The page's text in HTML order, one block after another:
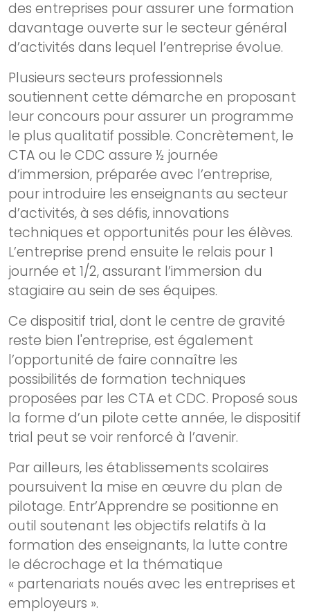
des entreprises pour assurer une formation
davantage ouverte sur le secteur général
d’activités dans lequel l’entreprise évolue.
Plusieurs secteurs professionnels
soutiennent cette démarche en proposant
leur concours pour assurer un programme
le plus qualitatif possible. Concrètement, le
CTA ou le CDC assure ½ journée
d’immersion, préparée avec l’entreprise,
pour introduire les enseignants au secteur
d’activités, à ses défis, innovations
techniques et opportunités pour les élèves.
L’entreprise prend ensuite le relais pour 1
journée et 1/2, assurant l’immersion du
stagiaire au sein de ses équipes.
Ce dispositif trial, dont le centre de gravité
reste bien l'entreprise, est également
l’opportunité de faire connaître les
possibilités de formation techniques
proposées par les CTA et CDC. Proposé sous
la forme d’un pilote cette année, le dispositif
trial peut se voir renforcé à l’avenir.
Par ailleurs, les établissements scolaires
poursuivent la mise en œuvre du plan de
pilotage. Entr’Apprendre se positionne en
outil soutenant les objectifs relatifs à la
formation des enseignants, la lutte contre
le décrochage et la thématique
« partenariats noués avec les entreprises et
employeurs ».